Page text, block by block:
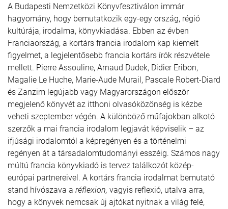
A Budapesti Nemzetközi Könyvfesztiválon immár
hagyomány, hogy bemutatkozik egy-egy ország, régió
kultúrája, irodalma, könyvkiadása. Ebben az évben
Franciaország, a kortárs francia irodalom kap kiemelt
figyelmet, a legjelentősebb francia kortárs írók részvétele
mellett. Pierre Assouline, Arnaud Dudek, Didier Eribon,
Magalie Le Huche, Marie-Aude Murail, Pascale Robert-Diard
és Zanzim legújabb vagy Magyarországon először
megjelenő könyvét az itthoni olvasóközönség is kézbe
veheti szeptember végén. A különböző műfajokban alkotó
szerzők a mai francia irodalom legjavát képviselik – az
ifjúsági irodalomtól a képregényen és a történelmi
regényen át a társadalomtudományi esszéig. Számos nagy
múltú francia könyvkiadó is tervez találkozót közép-
európai partnereivel. A kortárs francia irodalmat bemutató
stand hívószava a réflexion, vagyis reflexió, utalva arra,
hogy a könyvek nemcsak új ajtókat nyitnak a világ felé,